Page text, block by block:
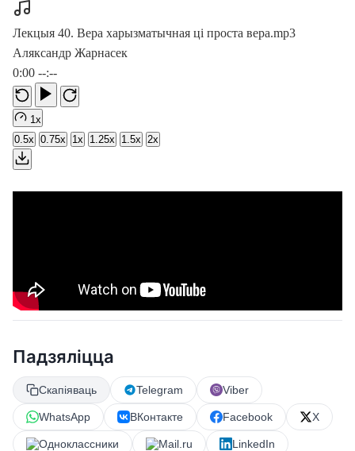
Лекцыя 40. Вера харызматычная ці проста вера.mp3
Аляксандр Жарнасек
0:00 --:--
1x
0.5x 0.75x 1x 1.25x 1.5x 2x
Падзяліцца
Скапіяваць Telegram Viber
WhatsApp ВКонтакте Facebook X
Одноклассники Mail.ru LinkedIn